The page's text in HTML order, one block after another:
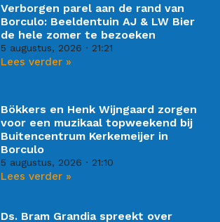
Verborgen parel aan de rand van
Borculo: Beeldentuin AJ & LW Bier
de hele zomer te bezoeken
5 augustus, 2026 21:21
Lees verder »
Bökkers en Henk Wijngaard zorgen
voor een muzikaal topweekend bij
Buitencentrum Kerkemeijer in
Borculo
5 augustus, 2026 21:10
Lees verder »
Ds. Bram Grandia spreekt over